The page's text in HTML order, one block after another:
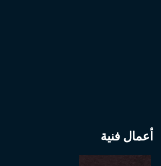
أعمال فنية